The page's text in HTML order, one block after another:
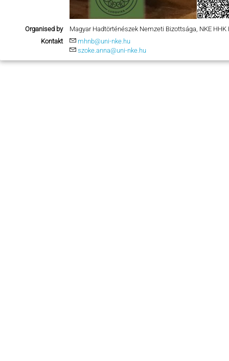
Organised by
Magyar Hadtörténészek Nemzeti Bizottsága, NKE
Kontakt
mhnb@uni-nke.hu
szoke.anna@uni-nke.hu